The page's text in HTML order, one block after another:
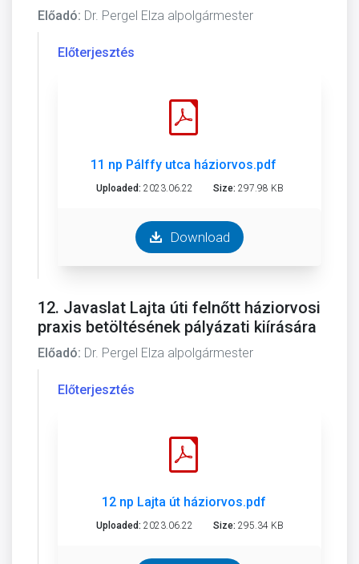
Előadó: Dr. Pergel Elza alpolgármester
Előterjesztés
11 np Pálffy utca háziorvos.pdf
Uploaded: 2023.06.22 Size: 297.98 KB
Download
12. Javaslat Lajta úti felnőtt háziorvosi
praxis betöltésének pályázati kiírására
Előadó: Dr. Pergel Elza alpolgármester
Előterjesztés
12 np Lajta út háziorvos.pdf
Uploaded: 2023.06.22 Size: 295.34 KB